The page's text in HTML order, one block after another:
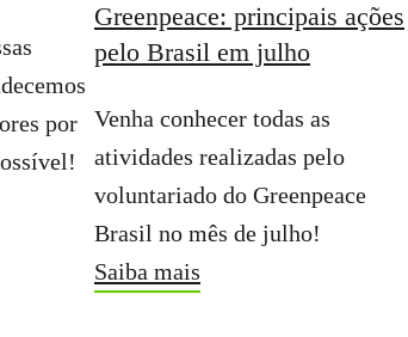
por
Greenpeace: principais ações
pelo Brasil em julho
Venha conhecer todas as
atividades realizadas pelo
voluntariado do Greenpeace
Brasil no mês de julho!
Saiba mais